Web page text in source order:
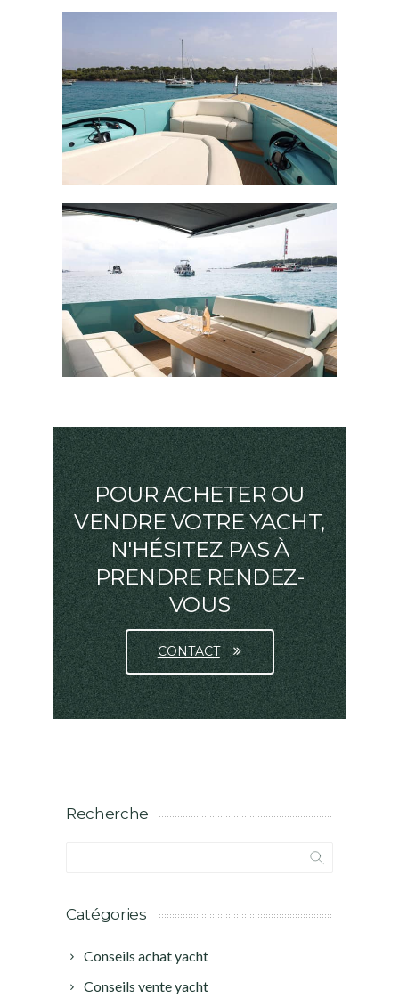
POUR ACHETER OU
VENDRE VOTRE YACHT,
N'HÉSITEZ PAS À
PRENDRE RENDEZ-
VOUS
CONTACT
Recherche
Catégories
Conseils achat yacht
Conseils vente yacht